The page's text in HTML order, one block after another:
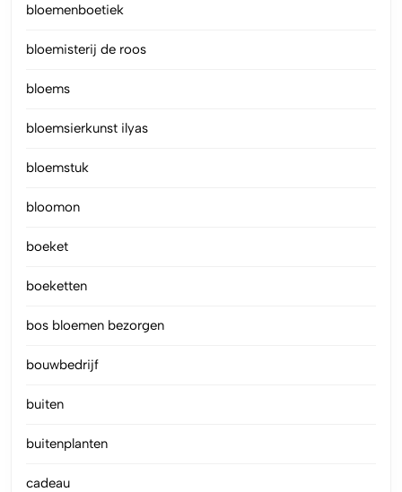
bloemenboetiek
bloemisterij de roos
bloems
bloemsierkunst ilyas
bloemstuk
bloomon
boeket
boeketten
bos bloemen bezorgen
bouwbedrijf
buiten
buitenplanten
cadeau